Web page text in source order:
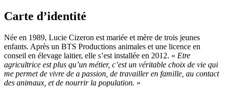
Carte d’identité
Née en 1989, Lucie Cizeron est mariée et mère de trois jeunes
enfants. Après un BTS Productions animales et une licence en
conseil en élevage laitier, elle s’est installée en 2012. « Etre
agricultrice est plus qu’un métier, c’est un véritable choix de vie qui
me permet de vivre de a passion, de travailler en famille, au contact
des animaux, et de nourrir la population. »